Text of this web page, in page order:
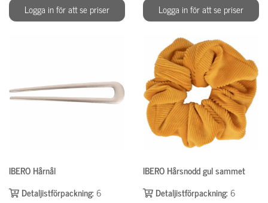
Logga in för att se priser Logga in för att se priser
IBERO Hårnål
Detaljistförpackning:6
IBERO Hårsnodd gul sammet
Detaljistförpackning:6